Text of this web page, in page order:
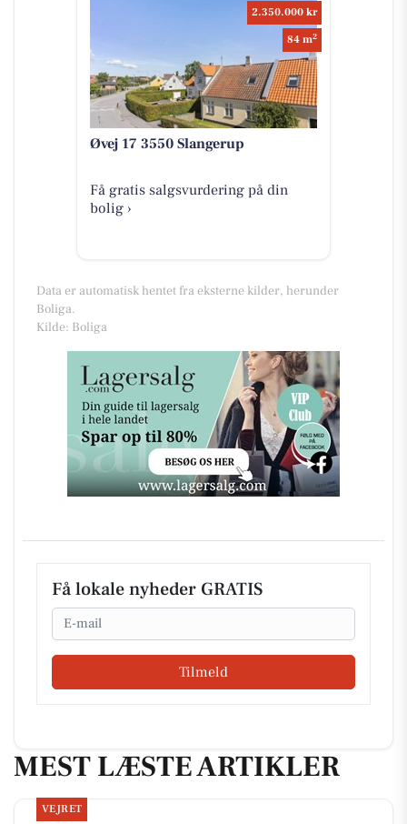
2.350.000 kr
84 m2
Øvej 17 3550 Slangerup
Få gratis salgsvurdering på din
bolig ›
Data er automatisk hentet fra eksterne kilder, herunder
Boliga.
Kilde: Boliga
Få lokale nyheder GRATIS
Email
Tilmeld
MEST LÆSTE ARTIKLER
VEJRET